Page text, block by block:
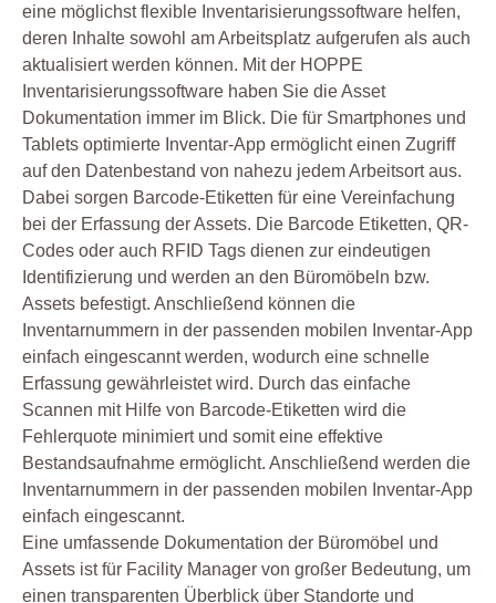
eine möglichst flexible Inventarisierungssoftware helfen,
deren Inhalte sowohl am Arbeitsplatz aufgerufen als auch
aktualisiert werden können. Mit der HOPPE
Inventarisierungssoftware haben Sie die Asset
Dokumentation immer im Blick. Die für Smartphones und
Tablets optimierte Inventar-App ermöglicht einen Zugriff
auf den Datenbestand von nahezu jedem Arbeitsort aus.
Dabei sorgen Barcode-Etiketten für eine Vereinfachung
bei der Erfassung der Assets. Die Barcode Etiketten, QR-
Codes oder auch RFID Tags dienen zur eindeutigen
Identifizierung und werden an den Büromöbeln bzw.
Assets befestigt. Anschließend können die
Inventarnummern in der passenden mobilen Inventar-App
einfach eingescannt werden, wodurch eine schnelle
Erfassung gewährleistet wird. Durch das einfache
Scannen mit Hilfe von Barcode-Etiketten wird die
Fehlerquote minimiert und somit eine effektive
Bestandsaufnahme ermöglicht. Anschließend werden die
Inventarnummern in der passenden mobilen Inventar-App
einfach eingescannt.
Eine umfassende Dokumentation der Büromöbel und
Assets ist für Facility Manager von großer Bedeutung, um
einen transparenten Überblick über Standorte und